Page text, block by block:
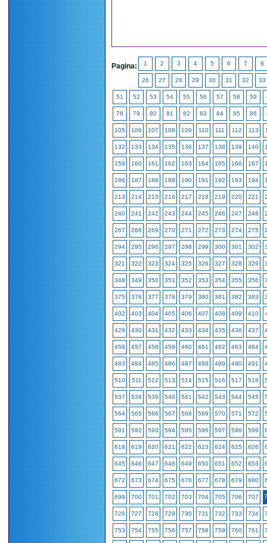
Pagina: 1 2 3 4 5 6 7 8
26 27 28 29 30 31 32 33
51 52 53 54 55 56 57 58 59
78 79 80 81 82 83 84 85 86
105 106 107 108 109 110 111 112 113
132 133 134 135 136 137 138 139 140
159 160 161 162 163 164 165 166 167
186 187 188 189 190 191 192 193 194
213 214 215 216 217 218 219 220 221
240 241 242 243 244 245 246 247 248
267 268 269 270 271 272 273 274 275
294 295 296 297 298 299 300 301 302
321 322 323 324 325 326 327 328 329
348 349 350 351 352 353 354 355 356
375 376 377 378 379 380 381 382 383
402 403 404 405 406 407 408 409 410
429 430 431 432 433 434 435 436 437
456 457 458 459 460 461 462 463 464
483 484 485 486 487 488 489 490 491
510 511 512 513 514 515 516 517 518
537 538 539 540 541 542 543 544 545
564 565 566 567 568 569 570 571 572
591 592 593 594 595 596 597 598 599
618 619 620 621 622 623 624 625 626
645 646 647 648 649 650 651 652 653
672 673 674 675 676 677 678 679 680
699 700 701 702 703 704 705 706 707
726 727 728 729 730 731 732 733 734
753 754 755 756 757 758 759 760 761